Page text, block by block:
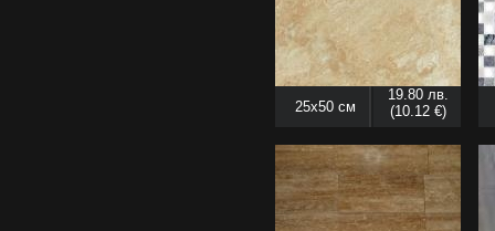
25x50 см
19.80 лв.
(10.12 €)